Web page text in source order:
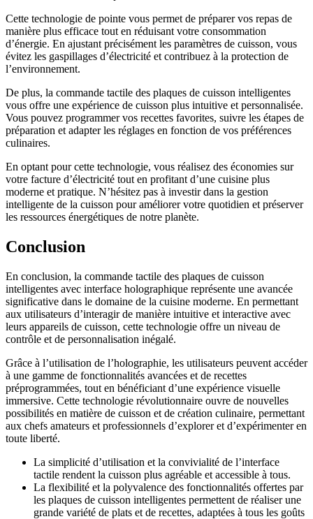
Cette technologie de pointe vous permet de préparer vos repas de
manière plus efficace tout en réduisant votre consommation
d’énergie. En ajustant précisément les paramètres de cuisson, vous
évitez les gaspillages d’électricité et contribuez à la protection de
l’environnement.
De plus, la commande tactile des plaques de cuisson intelligentes
vous offre une expérience de cuisson plus intuitive et personnalisée.
Vous pouvez programmer vos recettes favorites, suivre les étapes de
préparation et adapter les réglages en fonction de vos préférences
culinaires.
En optant pour cette technologie, vous réalisez des économies sur
votre facture d’électricité tout en profitant d’une cuisine plus
moderne et pratique. N’hésitez pas à investir dans la gestion
intelligente de la cuisson pour améliorer votre quotidien et préserver
les ressources énergétiques de notre planète.
Conclusion
En conclusion, la commande tactile des plaques de cuisson
intelligentes avec interface holographique représente une avancée
significative dans le domaine de la cuisine moderne. En permettant
aux utilisateurs d’interagir de manière intuitive et interactive avec
leurs appareils de cuisson, cette technologie offre un niveau de
contrôle et de personnalisation inégalé.
Grâce à l’utilisation de l’holographie, les utilisateurs peuvent accéder
à une gamme de fonctionnalités avancées et de recettes
préprogrammées, tout en bénéficiant d’une expérience visuelle
immersive. Cette technologie révolutionnaire ouvre de nouvelles
possibilités en matière de cuisson et de création culinaire, permettant
aux chefs amateurs et professionnels d’explorer et d’expérimenter en
toute liberté.
La simplicité d’utilisation et la convivialité de l’interface
tactile rendent la cuisson plus agréable et accessible à tous.
La flexibilité et la polyvalence des fonctionnalités offertes par
les plaques de cuisson intelligentes permettent de réaliser une
grande variété de plats et de recettes, adaptées à tous les goûts